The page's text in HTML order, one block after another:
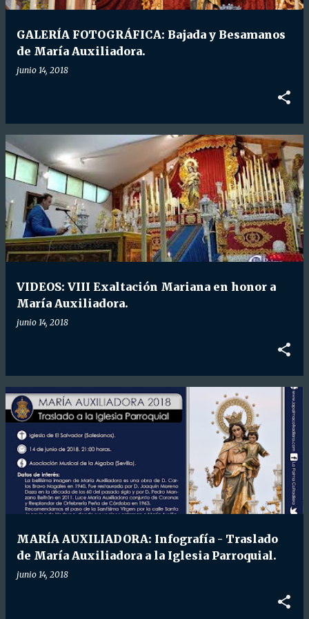
GALERÍA FOTOGRÁFICA: Bajada y Besamanos
de María Auxiliadora.
junio 14, 2018
VIDEOS: VIII Exaltación Mariana en honor a
María Auxiliadora.
junio 14, 2018
MARÍA AUXILIADORA: Infografía - Traslado
de María Auxiliadora a la Iglesia Parroquial.
junio 14, 2018